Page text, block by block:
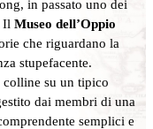
in passato uno dei
Il Museo dell’Oppio
che riguardano la
stupefacente.
colline su un tipico
dai membri di una
semplici e